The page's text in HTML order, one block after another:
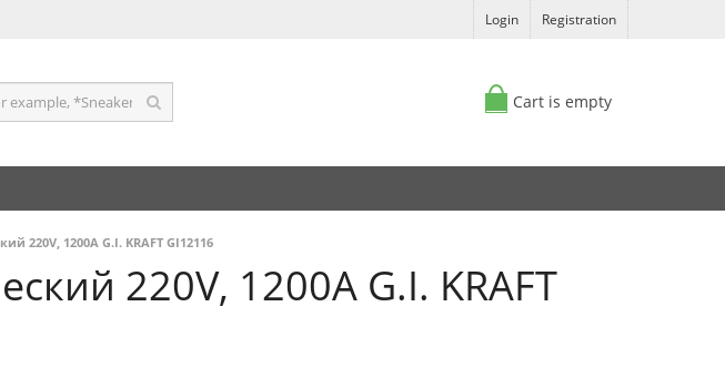
Login Registration
Cart is empty
220V, 1200A G.I. KRAFT GI12116
220V, 1200A G.I. KRAFT